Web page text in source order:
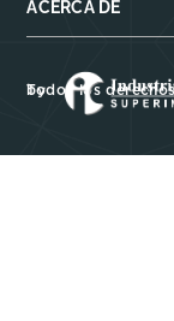
ACERCA DE
Todos los derechos reservados Time Square 2022 Empowered by